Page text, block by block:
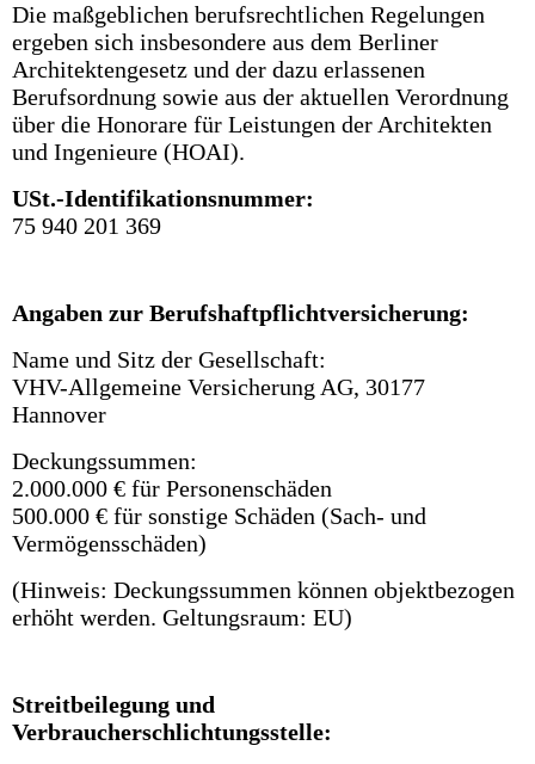
Die maßgeblichen berufsrechtlichen Regelungen
ergeben sich insbesondere aus dem Berliner
Architektengesetz und der dazu erlassenen
Berufsordnung sowie aus der aktuellen Verordnung
über die Honorare für Leistungen der Architekten
und Ingenieure (HOAI).
USt.-Identifikationsnummer:
75 940 201 369
Angaben zur Berufshaftpflichtversicherung:
Name und Sitz der Gesellschaft:
VHV-Allgemeine Versicherung AG, 30177
Hannover
Deckungssummen:
2.000.000 € für Personenschäden
500.000 € für sonstige Schäden (Sach- und
Vermögensschäden)
(Hinweis: Deckungssummen können objektbezogen
erhöht werden. Geltungsraum: EU)
Streitbeilegung und
Verbraucherschlichtungsstelle: